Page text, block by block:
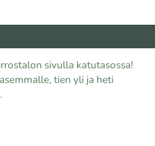
sivulla katutasossa!
tien yli ja heti